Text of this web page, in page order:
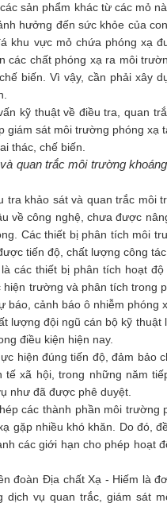
sản phẩm khác từ các mỏ
hưởng đến sức khỏe của
khu vực mỏ chứa phóng xạ
các chất phóng xạ ra môi
biến. Vì vậy, cần phải xây
thuật về điều tra, quan
sát môi trường phóng xạ
thác, chế biến.
quan trắc môi trường
khảo sát và quan trắc môi
về công nghệ, chưa được
Các thiết bị phân tích môi
tiến độ, chất lượng công
các thiết bị phân tích hoạt
trường và phân tích trong
báo, cảnh báo ô nhiễm phóng
đội ngũ cán bộ kỹ thuật
điều kiện hiện nay.
đúng tiến độ, đảm bảo
xã hội, trong những năm
như đã được phê duyệt.
thành phần môi trường
gặp nhiều khó khăn. Do đó,
các giới hạn cho phép hoạt
Địa chất Xạ - Hiếm là
vụ quan trắc, giám sát